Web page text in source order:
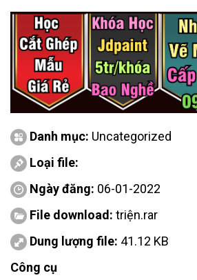
Danh mục: Uncategorized
Loại file:
Ngày đăng: 06-01-2022
File download: triện.rar
Dung lượng file: 41.12 KB
Công cụ